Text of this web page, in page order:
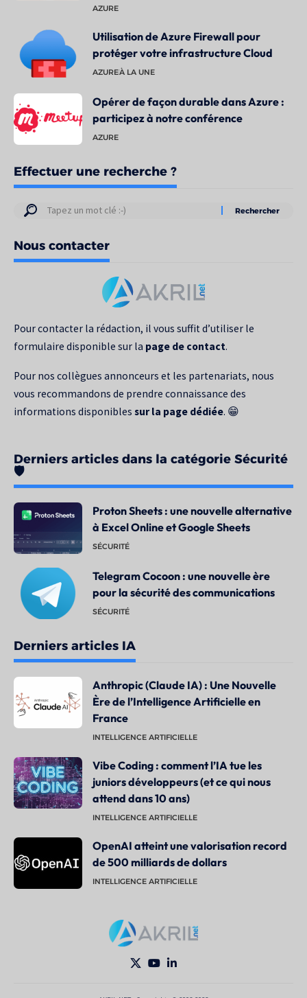
AZURE
Utilisation de Azure Firewall pour
protéger votre infrastructure Cloud
AZUREÀ LA UNE
Opérer de façon durable dans Azure :
participez à notre conférence
AZURE
Effectuer une recherche ?
Résultats
votre
recherche
Nous contacter
Pour contacter la rédaction, il vous suffit d’utiliser le
formulaire disponible sur la page de contact.
Pour nos collègues annonceurs et les partenariats, nous
vous recommandons de prendre connaissance des
informations disponibles sur la page dédiée. 😁
Derniers articles dans la catégorie Sécurité
🛡️
Proton Sheets : une nouvelle alternative
à Excel Online et Google Sheets
SÉCURITÉ
Telegram Cocoon : une nouvelle ère
pour la sécurité des communications
SÉCURITÉ
Derniers articles IA
Anthropic (Claude IA) : Une Nouvelle
Ère de l’Intelligence Artificielle en
France
INTELLIGENCE ARTIFICIELLE
Vibe Coding : comment l’IA tue les
juniors développeurs (et ce qui nous
attend dans 10 ans)
INTELLIGENCE ARTIFICIELLE
OpenAI atteint une valorisation record
de 500 milliards de dollars
INTELLIGENCE ARTIFICIELLE